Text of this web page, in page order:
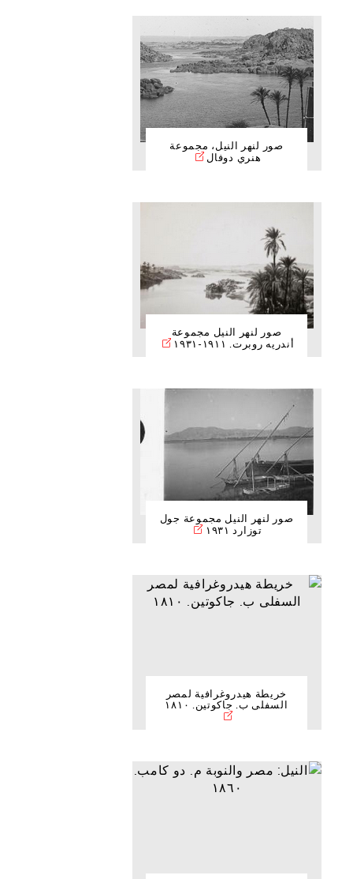
صور لنهر النيل، مجموعة
هنري دوفال
صور لنهر النيل مجموعة
أندريه روبرت. ١٩١١-١٩٣١
صور لنهر النيل مجموعة جول
توزارد ١٩٣١
خريطة هيدروغرافية لمصر
السفلى ب. جاكوتين. ١٨١٠